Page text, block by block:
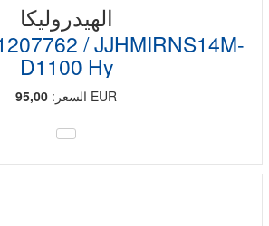
الهيدروليكا
/ JJHMIRNS14M-
D1100 Hy
السعر: 95,00 EUR